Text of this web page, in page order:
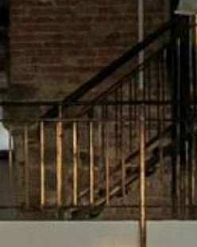
KIEMELT
LÁTVÁNYOSSÁGOK
GYÖNGYÖS
VÁROS
ÉRTÉKTÁRA
VÁROSUNKRÓL
LAKOSSÁGI